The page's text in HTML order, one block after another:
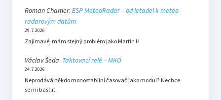
Roman Chamer: ESP MeteoRadar – od letadel k meteo-
radarovým datům
29.7.2026
Zajímavé, mám stejný problém jako Martin H
Václav Šeda: Taktovací relé – MKO
24.7.2026
Neprodává někdo monostabilní časovač jako modul? Nechce
se mi bastlit.